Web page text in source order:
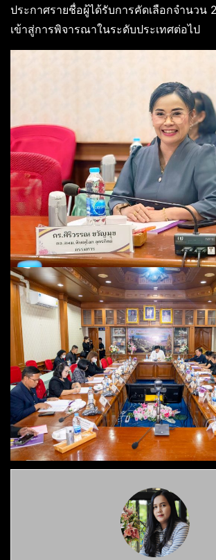
ประกาศรายชื่อผู้ได้รับการคัดเลือกจำนวน
เข้าสู่การพิจารณาในระดับประเทศต่อไป